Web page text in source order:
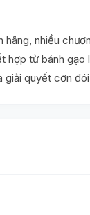
nhiều
hợp từ bánh
quyết cơn